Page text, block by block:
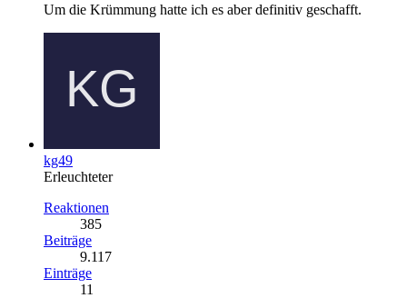
Um die Krümmung hatte ich es aber definitiv geschafft.
kg49
Erleuchteter
Reaktionen
385
Beiträge
9.117
Einträge
11